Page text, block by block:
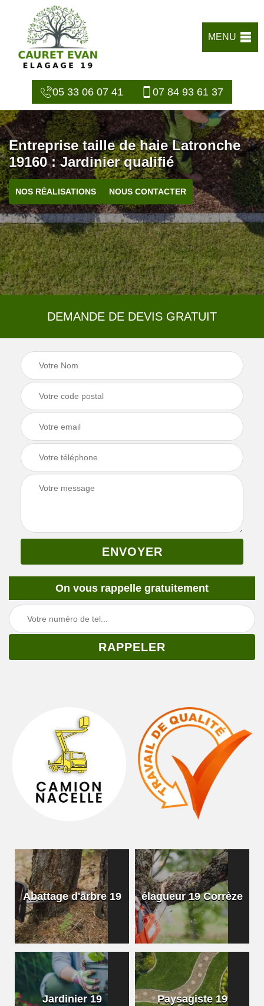
MENU
05 33 06 07 41 07 84 93 61 37
Entreprise taille de haie Latronche
19160 : Jardinier qualifié
NOS RÉALISATIONS NOUS CONTACTER
DEMANDE DE DEVIS GRATUIT
On vous rappelle gratuitement
Abattage d'arbre 19 élagueur 19 Corrèze
Jardinier 19 Paysagiste 19